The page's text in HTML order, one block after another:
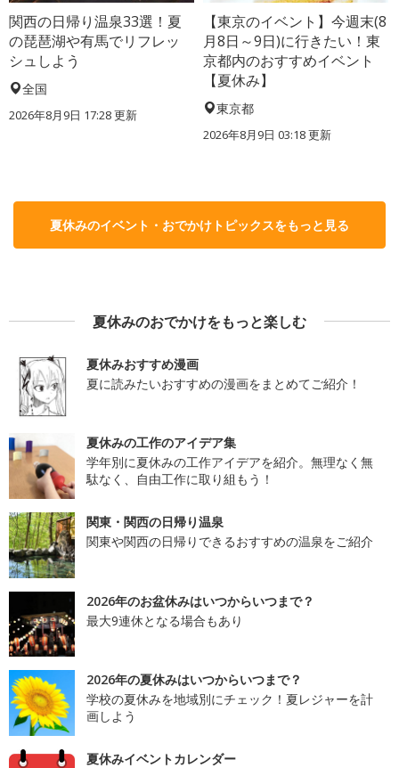
関西の日帰り温泉33選！夏
の琵琶湖や有馬でリフレッ
シュしよう
全国
2026年8月9日 17:28更新
【東京のイベント】今週末(8
月8日～9日)に行きたい！東
京都内のおすすめイベント
【夏休み】
東京都
2026年8月9日 03:18更新
夏休みのイベント・おでかけトピックスをもっと見る
夏休みのおでかけをもっと楽しむ
夏休みおすすめ漫画
夏に読みたいおすすめの漫画をまとめてご紹介！
夏休みの工作のアイデア集
学年別に夏休みの工作アイデアを紹介。無理なく無
駄なく、自由工作に取り組もう！
関東・関西の日帰り温泉
関東や関西の日帰りできるおすすめの温泉をご紹介
2026年のお盆休みはいつからいつまで？
最大9連休となる場合もあり
2026年の夏休みはいつからいつまで？
学校の夏休みを地域別にチェック！夏レジャーを計
画しよう
夏休みイベントカレンダー